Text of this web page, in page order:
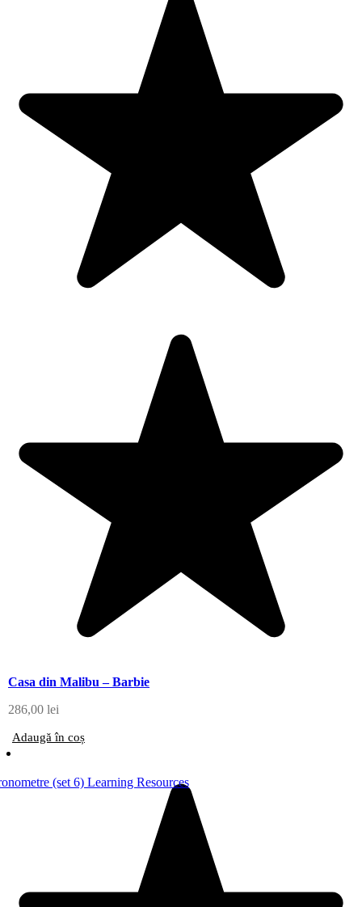
Casa din Malibu – Barbie
286,00 lei
Adaugă în coș